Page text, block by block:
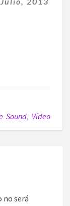
Sound, Vídeo
no será